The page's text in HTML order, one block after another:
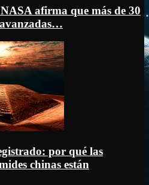
afirma que más de 30
por qué las
chinas están